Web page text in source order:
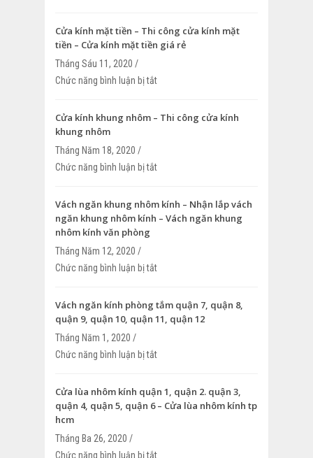
Cửa kính mặt tiền – Thi công cửa kính mặt
tiền – Cửa kính mặt tiền giá rẻ
Tháng Sáu 11, 2020 /
Chức năng bình luận bị tắt
Cửa kính khung nhôm – Thi công cửa kính
khung nhôm
Tháng Năm 18, 2020 /
Chức năng bình luận bị tắt
Vách ngăn khung nhôm kính – Nhận lắp vách
ngăn khung nhôm kính – Vách ngăn khung
nhôm kính văn phòng
Tháng Năm 12, 2020 /
Chức năng bình luận bị tắt
kính văn phòng
Vách ngăn kính phòng tắm quận 7, quận 8,
quận 9, quận 10, quận 11, quận 12
Tháng Năm 1, 2020 /
Chức năng bình luận bị tắt
Cửa lùa nhôm kính quận 1, quận 2. quận 3,
quận 4, quận 5, quận 6 – Cửa lùa nhôm kính tp
hcm
Tháng Ba 26, 2020 /
Chức năng bình luận bị tắt